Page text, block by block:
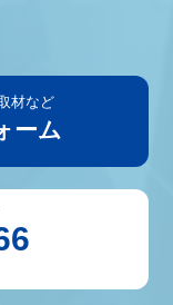
材など
ーム